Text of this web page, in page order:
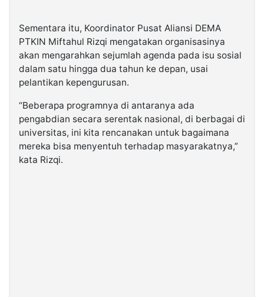
Sementara itu, Koordinator Pusat Aliansi DEMA
PTKIN Miftahul Rizqi mengatakan organisasinya
akan mengarahkan sejumlah agenda pada isu sosial
dalam satu hingga dua tahun ke depan, usai
pelantikan kepengurusan.
“Beberapa programnya di antaranya ada
pengabdian secara serentak nasional, di berbagai di
universitas, ini kita rencanakan untuk bagaimana
mereka bisa menyentuh terhadap masyarakatnya,”
kata Rizqi.